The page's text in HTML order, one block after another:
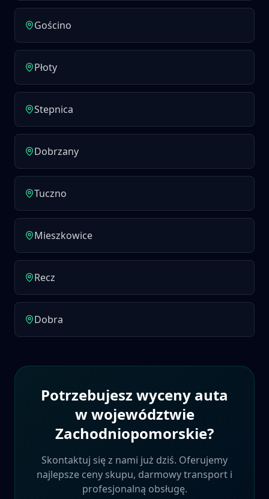
Gościno
Płoty
Stepnica
Dobrzany
Tuczno
Mieszkowice
Recz
Dobra
Potrzebujesz wyceny auta
w województwie
Zachodniopomorskie?
Skontaktuj się z nami już dziś. Oferujemy
najlepsze ceny skupu, darmowy transport i
profesjonalną obsługę.